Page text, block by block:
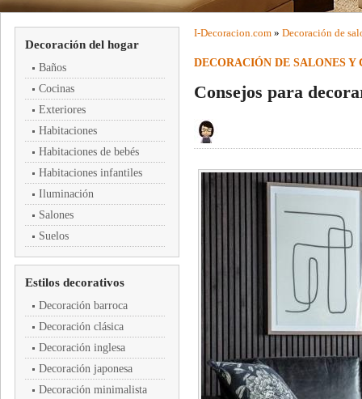
Decoración del hogar
Baños
Cocinas
Exteriores
Habitaciones
Habitaciones de bebés
Habitaciones infantiles
Iluminación
Salones
Suelos
Estilos decorativos
Decoración barroca
Decoración clásica
Decoración inglesa
Decoración japonesa
Decoración minimalista
I-Decoracion.com » Decoración de
DECORACIÓN DE SALONES Y
Consejos para